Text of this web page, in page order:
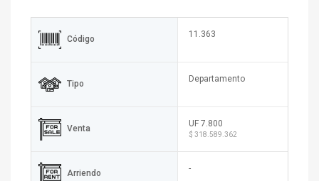
Código
11.363
Tipo
Departamento
Venta
UF 7.800
$ 318.589.362
Arriendo
-